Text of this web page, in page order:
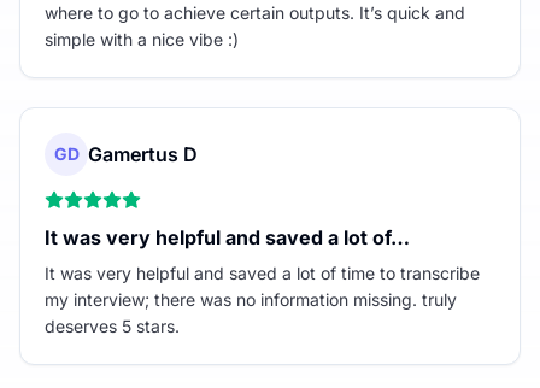
where to go to achieve certain outputs. It’s quick and
simple with a nice vibe :)
GD Gamertus D
It was very helpful and saved a lot of…
It was very helpful and saved a lot of time to transcribe
my interview; there was no information missing. truly
deserves 5 stars.